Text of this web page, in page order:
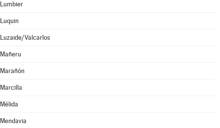
Lumbier
Luquin
Luzaide/Valcarlos
Mañeru
Marañón
Marcilla
Mélida
Mendavia